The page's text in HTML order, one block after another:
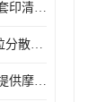
聚乙烯蜡粉 恒定平稳 套印清漆 无毒
聚醚砜乳液 将固体颗粒分散均匀 高分子聚合物 新的纳米涂层材料
聚乙烯蜡粉 不易泄漏 提供摩擦减少和润滑性能